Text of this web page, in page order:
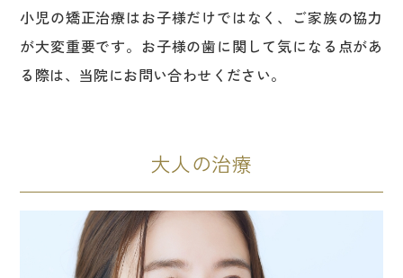
小児の矯正治療はお子様だけではなく、ご家族の協力
が大変重要です。お子様の歯に関して気になる点があ
る際は、当院にお問い合わせください。
大人の治療